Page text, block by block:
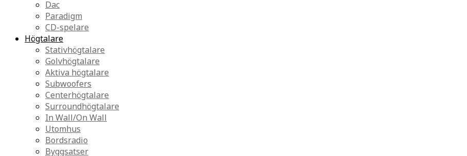
Dac
Paradigm
CD-spelare
Högtalare
Stativhögtalare
Golvhögtalare
Aktiva högtalare
Subwoofers
Centerhögtalare
Surroundhögtalare
In Wall/On Wall
Utomhus
Bordsradio
Byggsatser